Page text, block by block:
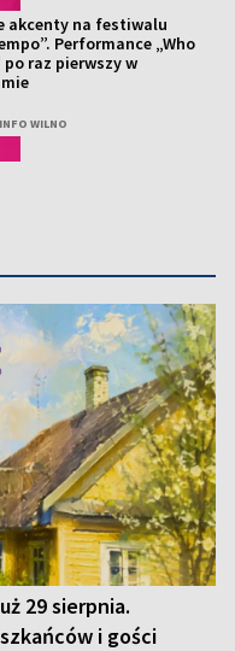
akcenty na festiwalu
Performance „Who
po raz pierwszy w
WILNO
29 sierpnia.
i gości